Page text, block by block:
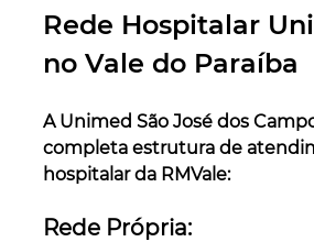
Rede Hospitalar
no Vale do Paraíba
A Unimed São José dos
completa estrutura de
hospitalar da RMVale:
Rede Própria: